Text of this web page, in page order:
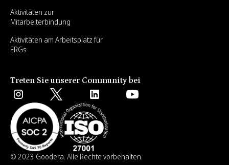
Aktivitäten zur
Mitarbeiterbindung
Aktivitäten am Arbeitsplatz für
ERGs
Treten Sie unserer Community bei
© 2023 Goodera. Alle Rechte vorbehalten.